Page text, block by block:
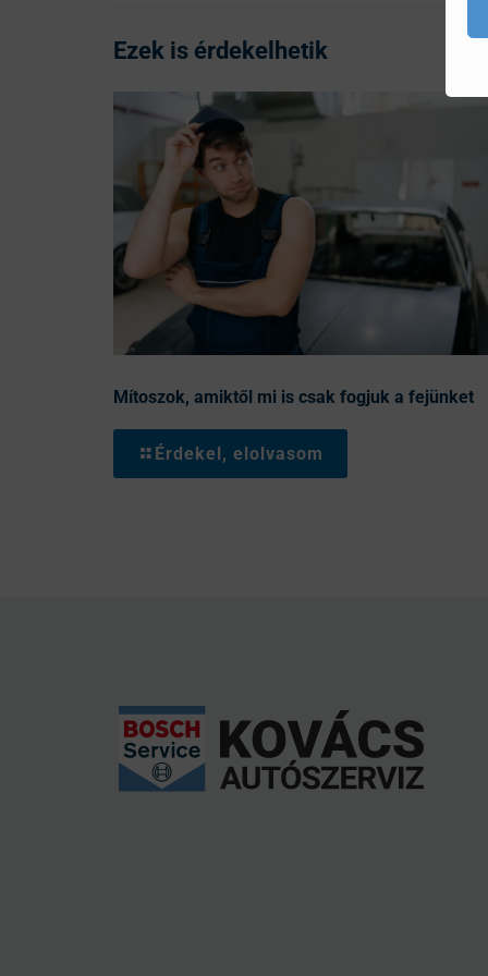
Ezek is érdekelhetik
Mítoszok, amiktől mi is csak fogjuk a fejünket
Érdekel, elolvasom